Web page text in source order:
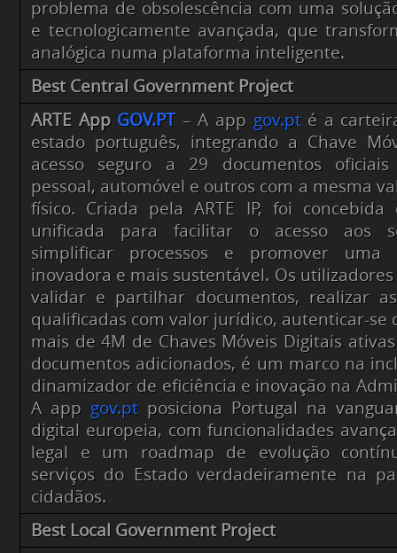
problema de obsolescência com uma
e tecnologicamente avançada, que
analógica numa plataforma inteligente.
Best Central Government Project
ARTE App GOV.PT– A app gov.pté a
estado português, integrando a Chave
acesso seguro a 29 documentos
pessoal, automóvel e outros com a mesma
físico. Criada pela ARTE IP, foi concebida
unificada para facilitar o acesso aos
simplificar processos e promover uma
inovadora e mais sustentável. Os
validar e partilhar documentos, realizar
qualificadas com valor jurídico, autenticar-se
mais de 4M de Chaves Móveis Digitais
documentos adicionados, é um marco na
dinamizador de eficiência e inovação na
A app gov.pt posiciona Portugal na
digital europeia, com funcionalidades
legal e um roadmap de evolução
serviços do Estado verdadeiramente na
cidadãos.
Best Local Government Project